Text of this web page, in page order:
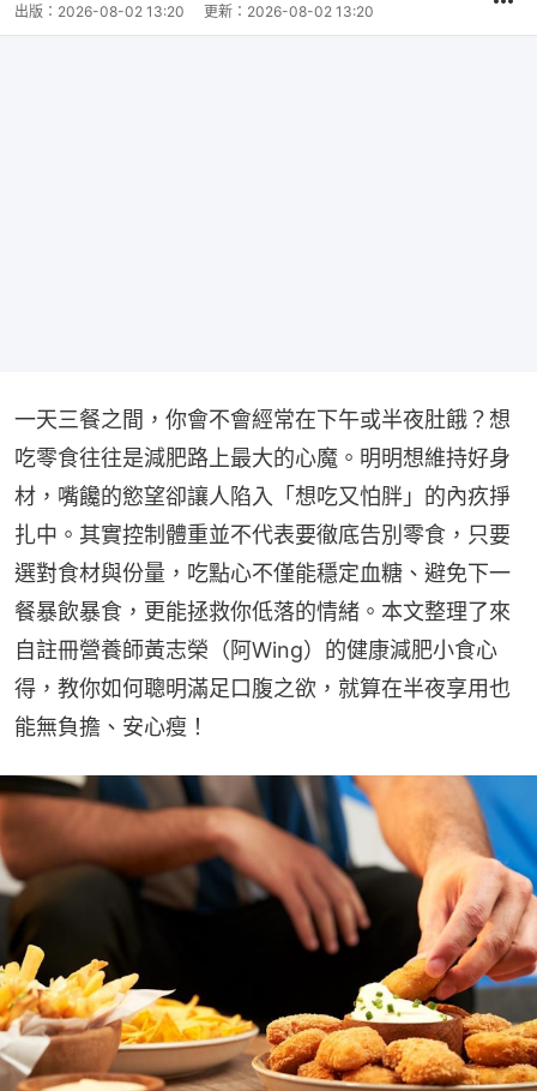
出版： 2026-08-02 13:20 更新： 2026-08-02 13:20
一天三餐之間，你會不會經常在下午或半夜肚餓？想
吃零食往往是減肥路上最大的心魔。明明想維持好身
材，嘴饞的慾望卻讓人陷入「想吃又怕胖」的內疚掙
扎中。其實控制體重並不代表要徹底告別零食，只要
選對食材與份量，吃點心不僅能穩定血糖、避免下一
餐暴飲暴食，更能拯救你低落的情緒。本文整理了來
自註冊營養師黃志榮（阿Wing）的健康減肥小食心
得，教你如何聰明滿足口腹之欲，就算在半夜享用也
能無負擔、安心瘦！